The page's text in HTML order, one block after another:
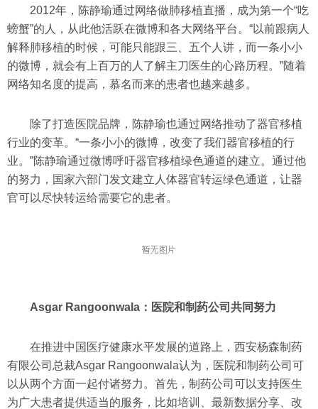
2012年，陈静瑜通过网络做肺移植直播，成为第一个“吃
螃蟹”的人，从此他活跃在微博和各大网络平台。“以前跟病人
解释肺移植的时候，可能只能跟三、五个人讲，而一条小小
的微博，就会有上百万的人了解主刀医生的心路历程。”随着
网络知名度的提高，慕名而来的患者也越来越多。
除了打造医院品牌，陈静瑜也通过网络推动了器官移植
行业的变革。“一条小小的微博，改变了我们器官移植的行
业。”陈静瑜通过微博呼吁器官移植绿色通道的建立。通过他
的努力，国家六部门发文建立人体器官转运绿色通道，让器
官可以尽快转运给需要它的患者。
Asgar Rangoonwala：医院和制药公司共同努力
在推进中国医疗健康水平发展的道路上，西安杨森制药
有限公司总裁Asgar Rangoonwala认为，医院和制药公司可
以从两个方面一起付诸努力。首先，制药公司可以支持医生
为广大患者提供适当的服务，比如培训、最新数据分享、改